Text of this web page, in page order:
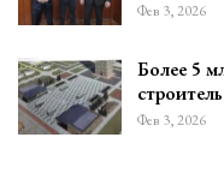
Фев 3, 2026
Более 5
Фев 3, 2026